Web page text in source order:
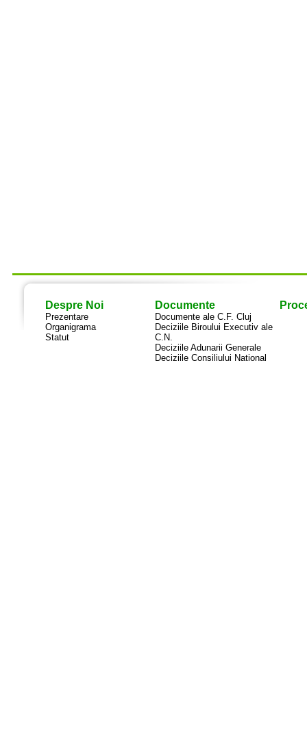
Despre Noi
Prezentare
Organigrama
Statut
Documente
Documente ale C.F. Cluj
Deciziile Biroului Executiv ale
C.N.
Deciziile Adunarii Generale
Deciziile Consiliului National